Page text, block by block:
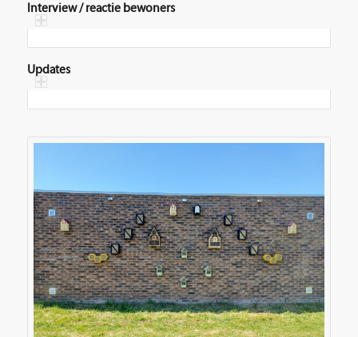
Interview / reactie bewoners
Updates